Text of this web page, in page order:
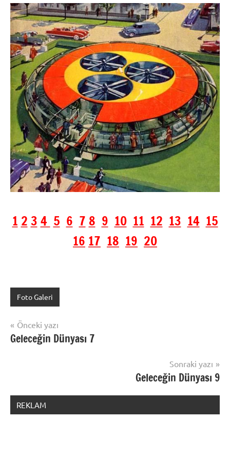
1 2 3 4 5 6 7 8 9 10 11 12 13 14 15
16 17 18 19 20
Foto Galeri
Yazı
gezinmesi
Önceki yazı
Geleceğin Dünyası 7
Sonraki yazı
Geleceğin Dünyası 9
REKLAM